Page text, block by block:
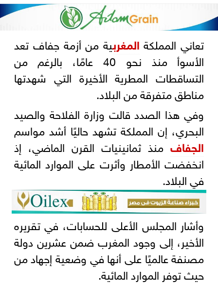
تعاني المملكة المغربية من أزمة جفاف تعد
الأسوأ منذ نحو 40 عامًا، بالرغم من
التساقطات المطرية الأخيرة التي شهدتها
مناطق متفرقة من البلاد.
وفي هذا الصدد قالت وزارة الفلاحة والصيد
البحري، إن المملكة تشهد حاليًا أشد مواسم
الجفافمنذ ثمانينيات القرن الماضي، إذ
انخفضت الأمطار وأثرت على الموارد المائية
في البلاد.
وأشار المجلس الأعلى للحسابات، في تقريره
الأخير، إلى وجود المغرب ضمن عشرين دولة
مصنفة عالميًا على أنها في وضعية إجهاد من
حيث توفر الموارد المائية.